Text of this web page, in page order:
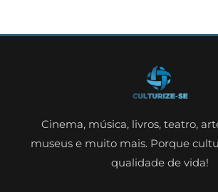
Cinema, música, livros, teatro,
museus e muito mais. Porque
qualidade de vida!